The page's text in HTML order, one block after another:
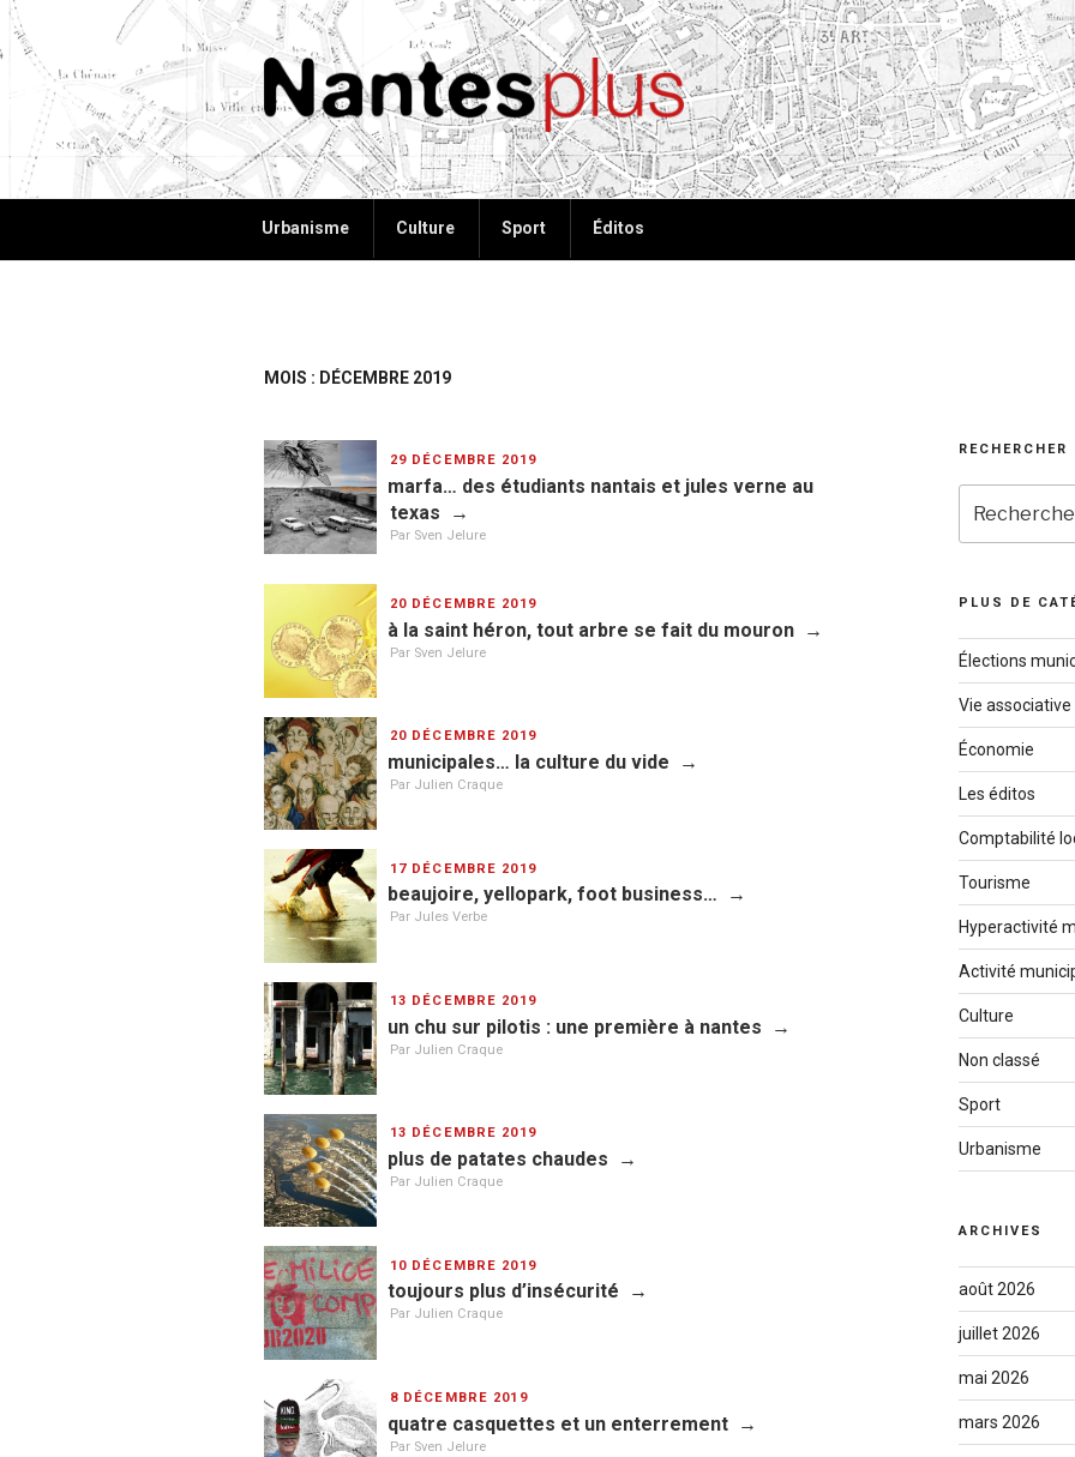
Aller
au
contenu
principal
NANTES+
Plus d'informations, plus d'idées, plus de tout
Urbanisme Culture Sport Éditos
MOIS : DÉCEMBRE 2019
PUBLIÉ
LE
29 DÉCEMBRE 2019
marfa… des étudiants nantais et jules verne au
texas
Par Sven Jelure
PUBLIÉ
LE
20 DÉCEMBRE 2019
à la saint héron, tout arbre se fait du mouron
Par Sven Jelure
PUBLIÉ
LE
20 DÉCEMBRE 2019
municipales… la culture du vide
Par Julien Craque
PUBLIÉ
LE
17 DÉCEMBRE 2019
beaujoire, yellopark, foot business…
Par Jules Verbe
PUBLIÉ
LE
13 DÉCEMBRE 2019
un chu sur pilotis : une première à nantes
Par Julien Craque
PUBLIÉ
LE
13 DÉCEMBRE 2019
plus de patates chaudes
Par Julien Craque
PUBLIÉ
LE
10 DÉCEMBRE 2019
toujours plus d’insécurité
Par Julien Craque
PUBLIÉ
LE
8 DÉCEMBRE 2019
quatre casquettes et un enterrement
Par Sven Jelure
RECHERCHER
pour
PLUS DE
Élections
Vie associative
Économie
Les éditos
Comptabilité
Tourisme
Hyperactivité
Activité
Culture
Non classé
Sport
Urbanisme
ARCHIVES
août 2026
juillet 2026
mai 2026
mars 2026